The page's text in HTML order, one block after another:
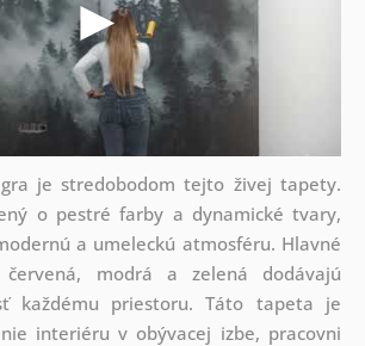
je stredobodom tejto živej tapety.
o pestré farby a dynamické tvary,
a umeleckú atmosféru. Hlavné
modrá a zelená dodávajú
každému priestoru. Táto tapeta je
interiéru v obývacej izbe, pracovni